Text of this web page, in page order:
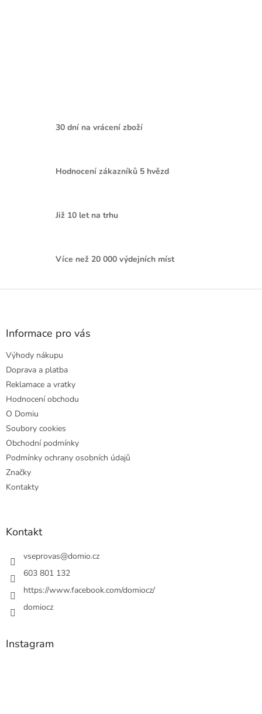
30 dní na vrácení zboží
Hodnocení zákazníků 5 hvězd
Již 10 let na trhu
Více než 20 000 výdejních míst
Z
Informace pro vás
Výhody nákupu
Doprava a platba
Reklamace a vratky
Hodnocení obchodu
O Domiu
Soubory cookies
Obchodní podmínky
Podmínky ochrany osobních údajů
Značky
Kontakty
Kontakt
vseprovas@domio.cz
603 801 132
https://www.facebook.com/domiocz/
domiocz
Instagram